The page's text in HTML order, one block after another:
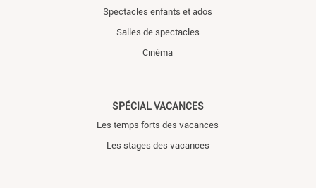
Spectacles enfants et ados
Salles de spectacles
Cinéma
SPÉCIAL VACANCES
Les temps forts des vacances
Les stages des vacances